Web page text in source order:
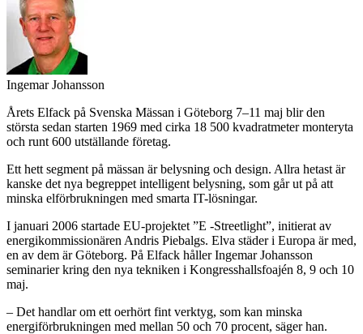
Ingemar Johansson
Årets Elfack på Svenska Mässan i Göteborg 7–11 maj blir den
största sedan starten 1969 med cirka 18 500 kvadratmeter monteryta
och runt 600 utställande företag.
Ett hett segment på mässan är belysning och design. Allra hetast är
kanske det nya begreppet intelligent belysning, som går ut på att
minska elförbrukningen med smarta IT-lösningar.
I januari 2006 startade EU-projektet ”E -Streetlight”, initierat av
energikommissionären Andris Piebalgs. Elva städer i Europa är med,
en av dem är Göteborg. På Elfack håller Ingemar Johansson
seminarier kring den nya tekniken i Kongresshallsfoajén 8, 9 och 10
maj.
– Det handlar om ett oerhört fint verktyg, som kan minska
energiförbrukningen med mellan 50 och 70 procent, säger han.